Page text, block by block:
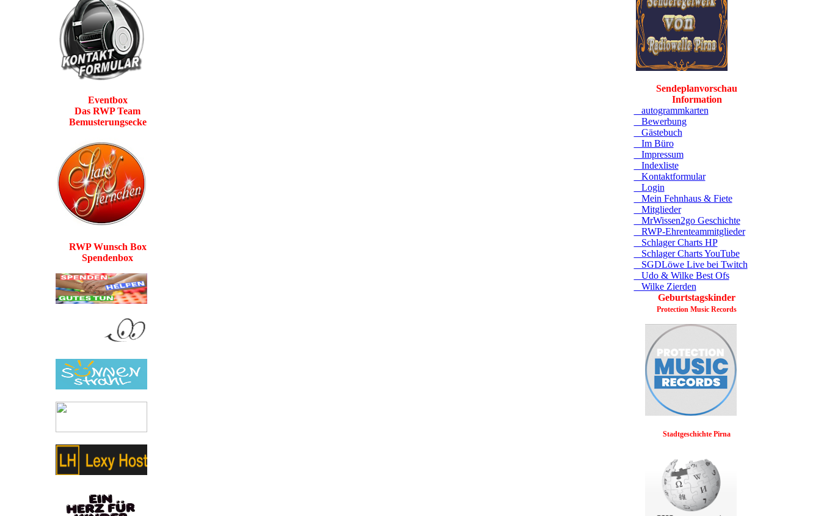
Eventbox
Das RWP Team
Bemusterungsecke
RWP Wunsch Box
Spendenbox
Sendeplanvorschau
Information
autogrammkarten
Bewerbung
Gästebuch
Im Büro
Impressum
Indexliste
Kontaktformular
Login
Mein Fehnhaus & Fiete
Mitglieder
MrWissen2go Geschichte
RWP-Ehrenteammitglieder
Schlager Charts HP
Schlager Charts YouTube
SGDLöwe Live bei Twitch
Udo & Wilke Best Ofs
Wilke Zierden
Geburtstagskinder
Protection Music Records
Stadtgeschichte Pirna